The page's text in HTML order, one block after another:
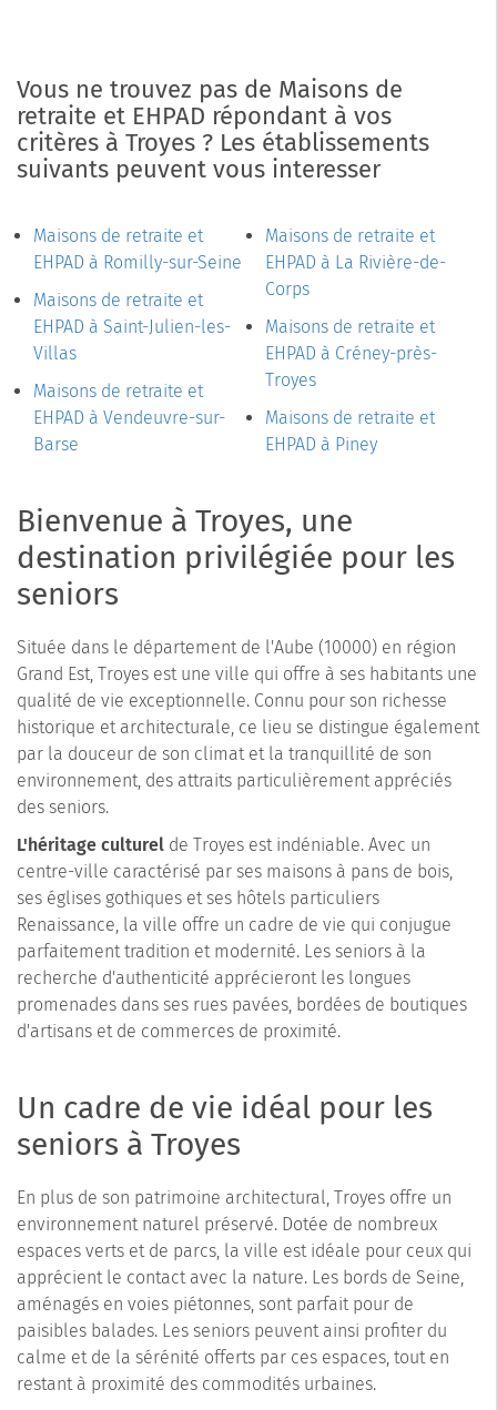
Vous ne trouvez pas de Maisons de
retraite et EHPAD répondant à vos
critères à Troyes ? Les établissements
suivants peuvent vous interesser
Maisons de retraite et
EHPAD à Romilly-sur-Seine
Maisons de retraite et
EHPAD à Saint-Julien-les-
Villas
Maisons de retraite et
EHPAD à Vendeuvre-sur-
Barse
Maisons de retraite et
EHPAD à La Rivière-de-
Corps
Maisons de retraite et
EHPAD à Créney-près-
Troyes
Maisons de retraite et
EHPAD à Piney
Bienvenue à Troyes, une
destination privilégiée pour les
seniors
Située dans le département de l'Aube (10000) en région
Grand Est, Troyes est une ville qui offre à ses habitants une
qualité de vie exceptionnelle. Connu pour son richesse
historique et architecturale, ce lieu se distingue également
par la douceur de son climat et la tranquillité de son
environnement, des attraits particulièrement appréciés
des seniors.
L'héritage culturel de Troyes est indéniable. Avec un
centre-ville caractérisé par ses maisons à pans de bois,
ses églises gothiques et ses hôtels particuliers
Renaissance, la ville offre un cadre de vie qui conjugue
parfaitement tradition et modernité. Les seniors à la
recherche d'authenticité apprécieront les longues
promenades dans ses rues pavées, bordées de boutiques
d'artisans et de commerces de proximité.
Un cadre de vie idéal pour les
seniors à Troyes
En plus de son patrimoine architectural, Troyes offre un
environnement naturel préservé. Dotée de nombreux
espaces verts et de parcs, la ville est idéale pour ceux qui
apprécient le contact avec la nature. Les bords de Seine,
aménagés en voies piétonnes, sont parfait pour de
paisibles balades. Les seniors peuvent ainsi profiter du
calme et de la sérénité offerts par ces espaces, tout en
restant à proximité des commodités urbaines.